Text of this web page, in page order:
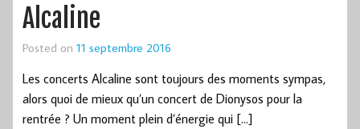
Alcaline
Posted on 11 septembre 2016
Les concerts Alcaline sont toujours des moments sympas,
alors quoi de mieux qu’un concert de Dionysos pour la
rentrée ? Un moment plein d’énergie qui […]